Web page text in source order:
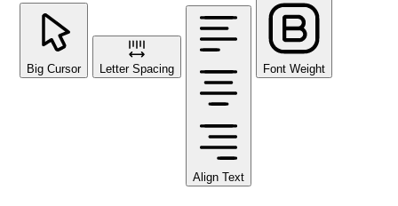
Big Cursor Letter Spacing
Align Text
Font Weight